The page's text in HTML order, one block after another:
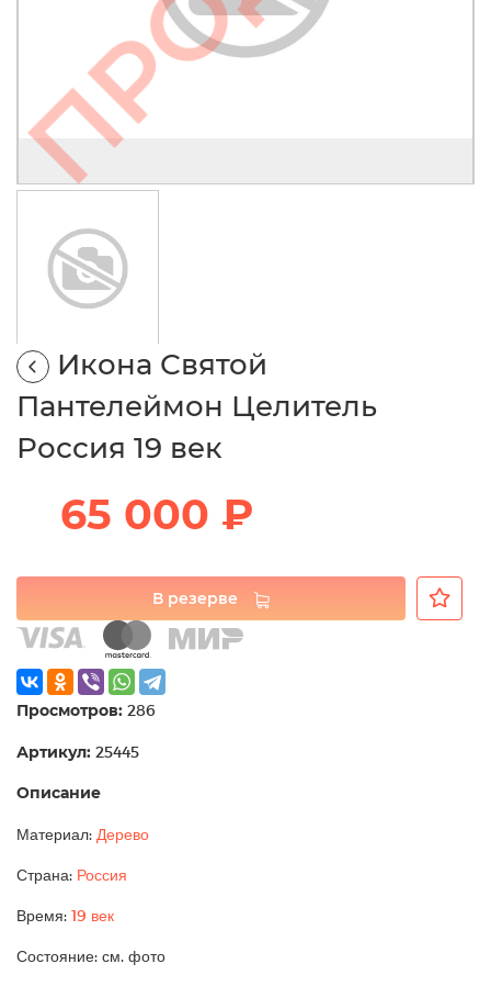
Икона Святой
Пантелеймон Целитель
Россия 19 век
65 000 ₽
В резерве
Просмотров: 286
Артикул: 25445
Описание
Материал: Дерево
Страна: Россия
Время: 19 век
Состояние: см. фото